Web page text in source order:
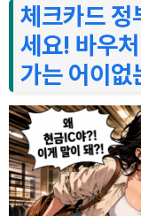
체크카드 정
세요! 바우
가는 어이없